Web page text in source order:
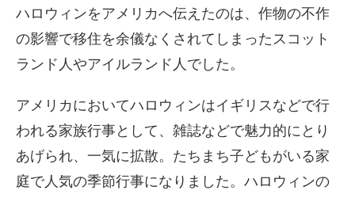
ハロウィンをアメリカへ伝えたのは、作物の不作
の影響で移住を余儀なくされてしまったスコット
ランド人やアイルランド人でした。
アメリカにおいてハロウィンはイギリスなどで行
われる家族行事として、雑誌などで魅力的にとり
あげられ、一気に拡散。たちまち子どもがいる家
庭で人気の季節行事になりました。ハロウィンの